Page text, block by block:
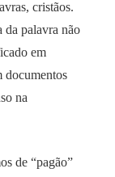
cristãos.
da palavra não
em
documentos
na
de “pagão”